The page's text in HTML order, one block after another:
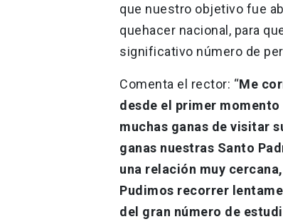
que nuestro objetivo fue
quehacer nacional, para
significativo número de
Comenta el rector: “Me
desde el primer
muchas ganas de visitar
ganas nuestras Santo
una relación muy
Pudimos recorrer
del gran número de